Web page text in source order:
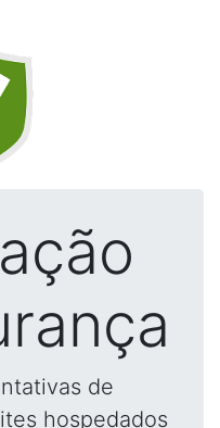
de
hospedados